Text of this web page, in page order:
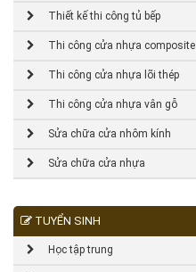
Thiết kế thi công tủ bếp
Thi công cửa nhựa composite
Thi công cửa nhựa lõi thép
Thi công cửa nhựa vân gỗ
Sửa chữa cửa nhôm kính
Sửa chữa cửa nhựa
TUYỂN SINH
Học tập trung